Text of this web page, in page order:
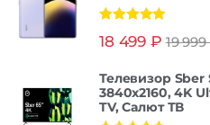
из 5
18 499 ₽ 19 999
Телевизор Sber
3840x2160, 4K
TV, Салют ТВ